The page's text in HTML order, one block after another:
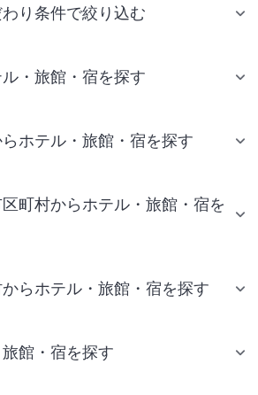
り条件で絞り込む
・旅館・宿を探す
ホテル・旅館・宿を探す
町村からホテル・旅館・宿を
らホテル・旅館・宿を探す
館・宿を探す